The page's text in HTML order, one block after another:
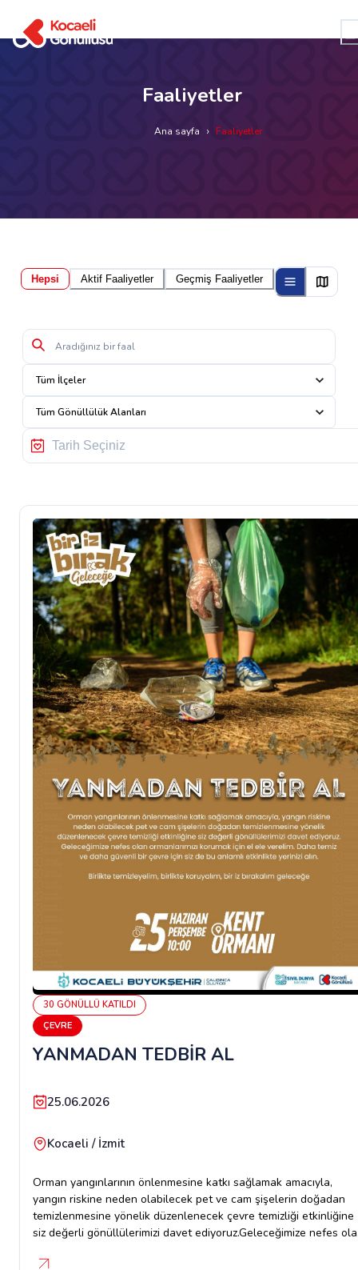
Kocaeli Gönüllüsü
Faaliyetler
Ana sayfa › Faaliyetler
Hepsi Aktif Faaliyetler Geçmiş Faaliyetler
30 GÖNÜLLÜ KATILDI
ÇEVRE
YANMADAN TEDBİR AL
25.06.2026
Kocaeli / İzmit
Orman yangınlarının önlenmesine katkı sağlamak amacıyla,
yangın riskine neden olabilecek pet ve cam şişelerin doğadan
temizlenmesine yönelik düzenlenecek çevre temizliği etkinliğine
siz değerli gönüllülerimizi davet ediyoruz.Geleceğimize nefes
güvenli bir çevre için siz de bu anlamlı etkinlikte yerinizi